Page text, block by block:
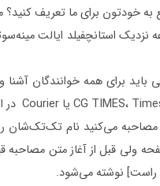
خودتون برای ما تعریف کنید؟
1906 توی یه مزرعه نزدیک استانچفیلد
باید برای همه خوانندگان
مصاحبه می‌کنید نام
ولی قبل از آغاز متن مصاحبه
نوشته می‌شود.